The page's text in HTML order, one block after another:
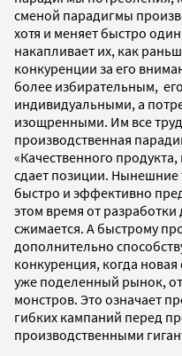
сменой парадигмы
хотя и меняет быстро
накапливает их, как
конкуренции за его
более избирательным,
индивидуальными, а
изощренными. Им все
производственная
«Качественного
сдает позиции. Нынешние
быстро и эффективно
этом время от
сжимается. А быстрому
дополнительно
конкуренция, когда
уже поделенный рынок,
монстров. Это означает
гибких кампаний перед
производственными